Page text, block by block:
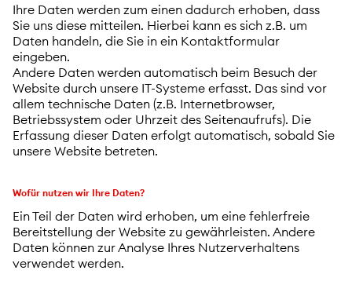
Ihre Daten werden zum einen dadurch erhoben, dass
Sie uns diese mitteilen. Hierbei kann es sich z.B. um
Daten handeln, die Sie in ein Kontaktformular
eingeben.
Andere Daten werden automatisch beim Besuch der
Website durch unsere IT-Systeme erfasst. Das sind vor
allem technische Daten (z.B. Internetbrowser,
Betriebssystem oder Uhrzeit des Seitenaufrufs). Die
Erfassung dieser Daten erfolgt automatisch, sobald Sie
unsere Website betreten.
Wofür nutzen wir Ihre Daten?
Ein Teil der Daten wird erhoben, um eine fehlerfreie
Bereitstellung der Website zu gewährleisten. Andere
Daten können zur Analyse Ihres Nutzerverhaltens
verwendet werden.